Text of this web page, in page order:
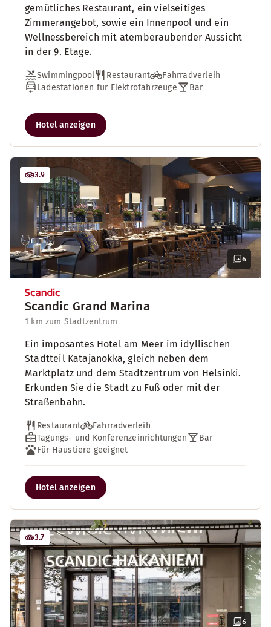
gemütliches Restaurant, ein vielseitiges
Zimmerangebot, sowie ein Innenpool und ein
Wellnessbereich mit atemberaubender Aussicht
in der 9. Etage.
Swimmingpool Restaurant
Fahrradverleih
Ladestationen für Elektrofahrzeuge
Bar
Hotel anzeigen
6
3.9
Scandic Grand Marina
1 km zum Stadtzentrum
Ein imposantes Hotel am Meer im idyllischen
Stadtteil Katajanokka, gleich neben dem
Marktplatz und dem Stadtzentrum von Helsinki.
Erkunden Sie die Stadt zu Fuß oder mit der
Straßenbahn.
Restaurant
Fahrradverleih
Tagungs- und Konferenzeinrichtungen
Bar
Für Haustiere geeignet
Hotel anzeigen
6
3.7